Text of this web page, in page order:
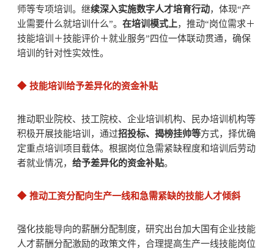
师等专项培训。继续深入实施数字人才培育行动，体现“产
业需要什么就培训什么”。 在培训模式上，推动“岗位需求＋
技能培训＋技能评价＋就业服务”四位一体联动贯通，确保
培训的针对性实效性。
◆技能培训给予差异化的资金补贴
推动职业院校、技工院校、企业培训机构、民办培训机构等
积极开展技能培训，通过招投标、揭榜挂帅等方式，择优确
定重点培训项目载体。根据岗位急需紧缺程度和培训后劳动
者就业情况， 给予差异化的资金补贴。
◆推动工资分配向生产一线和急需紧缺的技能人才倾斜
强化技能导向的薪酬分配制度，研究出台加大国有企业技能
人才薪酬分配激励的政策文件，合理提高生产一线技能岗位